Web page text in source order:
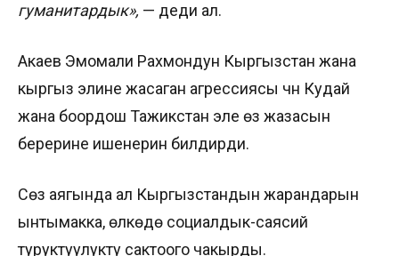
гуманитардык», — деди ал.
Акаев Эмомали Рахмондун Кыргызстан жана
кыргыз элине жасаган агрессиясы үчүн Кудай
жана боордош Тажикстан эле өзү жазасын
берерине ишенерин билдирди.
Сөз аягында ал Кыргызстандын жарандарын
ынтымакка, өлкөдө социалдык-саясий
туруктуулукту сактоого чакырды.